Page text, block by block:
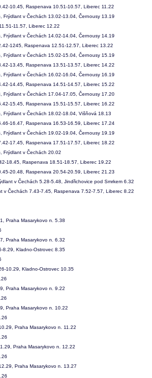
10.45, Raspenava 10.51-10.57, Liberec 11.22
v Čechách 13.02-13.04, Černousy 13.19
11.57, Liberec 12.22
v Čechách 14.02-14.04, Černousy 14.19
1245, Raspenava 12.51-12.57, Liberec 13.22
v Čechách 15.02-15.04, Černousy 15.19
13.45, Raspenava 13.51-13.57, Liberec 14.22
v Čechách 16.02-16.04, Černousy 16.19
14.45, Raspenava 14.51-14.57, Liberec 15.22
Frýdlant v Čechách 17.04-17.05, Černousy 17.20
15.45, Raspenava 15.51-15.57, Liberec 16.22
v Čechách 18.02-18.04, Višňová 18.13
16.47, Raspenava 16.53-16.59, Liberec 17.24
v Čechách 19.02-19.04, Černousy 19.19
17.45, Raspenava 17.51-17.57, Liberec 18.22
Frýdlant v Čechách 20.02
18.45, Raspenava 18.51-18.57, Liberec 19.22
20.48, Raspenava 20.54-20.59, Liberec 21.23
v Čechách 5.28-5.48, Jindřichovice pod Smrkem 6.32
v Čechách 7.43-7.45, Raspenava 7.52-7.57, Liberec 8.22
Praha Masarykovo n. 5.38
Praha Masarykovo n. 6.32
8.29, Kladno-Ostrovec 8.35
10.29, Kladno-Ostrovec 10.35
Praha Masarykovo n. 9.22
Praha Masarykovo n. 10.22
Praha Masarykovo n. 11.22
Praha Masarykovo n. 12.22
Praha Masarykovo n. 13.27